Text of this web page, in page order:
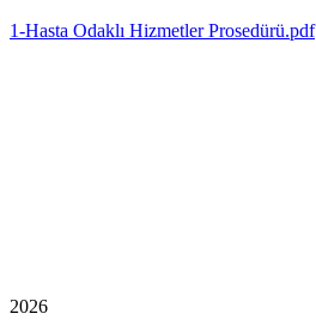
1-Hasta Odaklı Hizmetler Prosedürü.pdf
2026